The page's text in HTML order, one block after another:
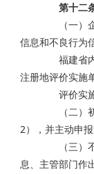
第十二
（一）企
信息和不良行为
福建省内
注册地评价实施
评价实施
（二）初
2），并主动申
（三）不
息、主管部门作